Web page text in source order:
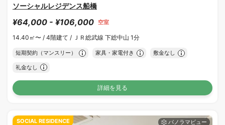
ソーシャルレジデンス船橋
¥64,000 - ¥106,000 空室
14.40㎡〜 / 4階建て / ＪＲ総武線 下総中山 1分
短期契約（マンスリー） 家具・家電付き 敷金なし
礼金なし
詳細を見る
SOCIAL RESIDENCE